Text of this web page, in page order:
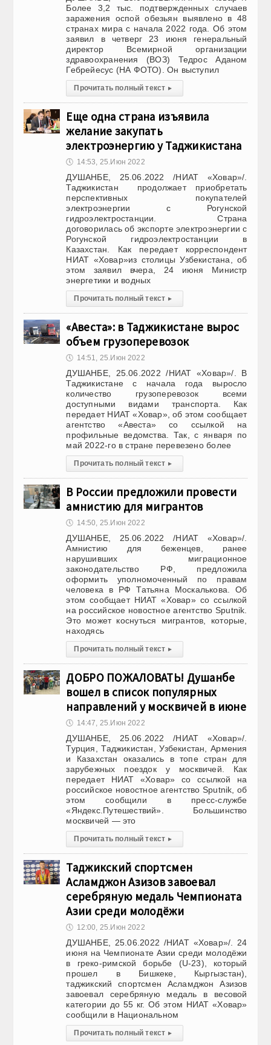
Более 3,2 тыс. подтвержденных случаев
заражения оспой обезьян выявлено в 48
странах мира с начала 2022 года. Об этом
заявил в четверг 23 июня генеральный
директор Всемирной организации
здравоохранения (ВОЗ) Тедрос Аданом
Гебрейесус (НА ФОТО). Он выступил
Прочитать полный текст ▸
Еще одна страна изъявила
желание закупать
электроэнергию у Таджикистана
🕔 14:53, 25.Июн 2022
ДУШАНБЕ, 25.06.2022 /НИАТ «Ховар»/.
Таджикистан продолжает приобретать
перспективных покупателей
электроэнергии с Рогунской
гидроэлектростанции. Страна
договорилась об экспорте электроэнергии с
Рогунской гидроэлектростанции в
Казахстан. Как передает корреспондент
НИАТ «Ховар»из столицы Узбекистана, об
этом заявил вчера, 24 июня Министр
энергетики и водных
Прочитать полный текст ▸
«Авеста»: в Таджикистане вырос
объем грузоперевозок
🕔 14:51, 25.Июн 2022
ДУШАНБЕ, 25.06.2022 /НИАТ «Ховар»/. В
Таджикистане с начала года выросло
количество грузоперевозок всеми
доступными видами транспорта. Как
передает НИАТ «Ховар», об этом сообщает
агентство «Авеста» со ссылкой на
профильные ведомства. Так, с января по
май 2022-го в стране перевезено более
Прочитать полный текст ▸
В России предложили провести
амнистию для мигрантов
🕔 14:50, 25.Июн 2022
ДУШАНБЕ, 25.06.2022 /НИАТ «Ховар»/.
Амнистию для беженцев, ранее
нарушивших миграционное
законодательство РФ, предложила
оформить уполномоченный по правам
человека в РФ Татьяна Москалькова. Об
этом сообщает НИАТ «Ховар» со ссылкой
на российское новостное агентство Sputnik.
Это может коснуться мигрантов, которые,
находясь
Прочитать полный текст ▸
ДОБРО ПОЖАЛОВАТЬ! Душанбе
вошел в список популярных
направлений у москвичей в июне
🕔 14:47, 25.Июн 2022
ДУШАНБЕ, 25.06.2022 /НИАТ «Ховар»/.
Турция, Таджикистан, Узбекистан, Армения
и Казахстан оказались в топе стран для
зарубежных поездок у москвичей. Как
передает НИАТ «Ховар» со ссылкой на
российское новостное агентство Sputnik, об
этом сообщили в пресс-службе
«Яндекс.Путешествий». Большинство
москвичей — это
Прочитать полный текст ▸
Таджикский спортсмен
Асламджон Азизов завоевал
серебряную медаль Чемпионата
Азии среди молодёжи
🕔 12:00, 25.Июн 2022
ДУШАНБЕ, 25.06.2022 /НИАТ «Ховар»/. 24
июня на Чемпионате Азии среди молодёжи
в греко-римской борьбе (U-23), который
прошел в Бишкеке, Кыргызстан),
таджикский спортсмен Асламджон Азизов
завоевал серебряную медаль в весовой
категории до 55 кг. Об этом НИАТ «Ховар»
сообщили в Национальном
Прочитать полный текст ▸